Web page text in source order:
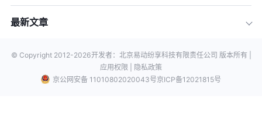
最新文章
© Copyright 2012-2026开发者：北京易动纷享科技有限责任公司 版本所有 |
应用权限 |
隐私政策
京公网安备 11010802020043号京ICP备12021815号